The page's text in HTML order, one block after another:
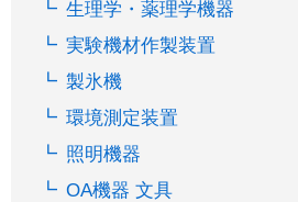
生理学・薬理学機器
実験機材作製装置
製氷機
環境測定装置
照明機器
OA機器 文具